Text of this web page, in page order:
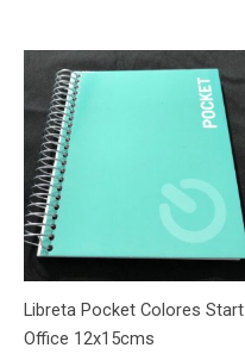
Libreta Pocket Colores Start
Office 12x15cms